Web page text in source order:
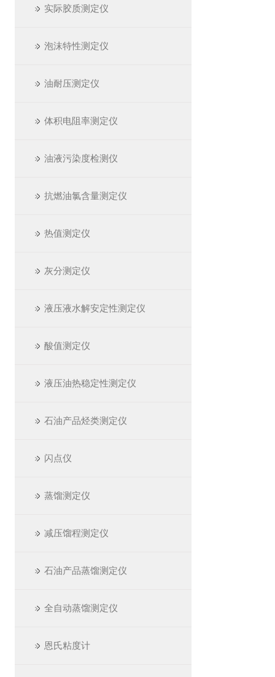
实际胶质测定仪
泡沫特性测定仪
油耐压测定仪
体积电阻率测定仪
油液污染度检测仪
抗燃油氯含量测定仪
热值测定仪
灰分测定仪
液压液水解安定性测定仪
酸值测定仪
液压油热稳定性测定仪
石油产品烃类测定仪
闪点仪
蒸馏测定仪
减压馏程测定仪
石油产品蒸馏测定仪
全自动蒸馏测定仪
恩氏粘度计